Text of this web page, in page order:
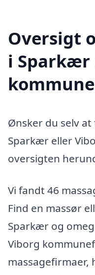
Oversigt
i Sparkær
kommune
Ønsker du selv
Sparkær eller
oversigten
Vi fandt 46
Find en massør
Sparkær og
Viborg
massagefirmaer,